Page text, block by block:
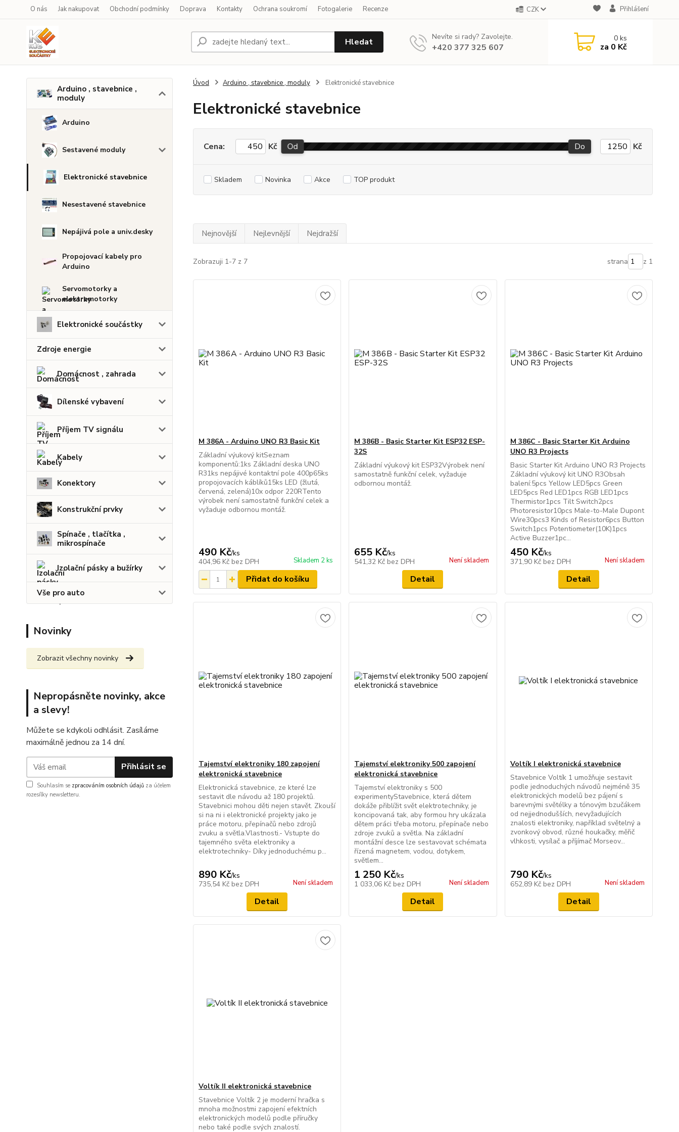
O nás Jak nakupovat Obchodní podmínky Doprava Kontakty Ochrana soukromí Fotogalerie Recenze CZK Přihlášení
Hledat Nevíte si rady? Zavolejte.
+420 377 325 607
0ks
za 0 Kč
Arduino , stavebnice ,
moduly
Arduino
Sestavené moduly
Elektronické stavebnice
Nesestavené stavebnice
Nepájivá pole a univ.desky
Propojovací kabely pro
Arduino
Servomotorky a
elektromotorky
Elektronické součástky
Zdroje energie
Domácnost , zahrada
Dílenské vybavení
Příjem TV signálu
Kabely
Konektory
Konstrukční prvky
Spínače , tlačítka ,
mikrospínače
Izolační pásky a bužírky
Vše pro auto
Novinky
Zobrazit všechny novinky
Nepropásněte novinky, akce
a slevy!
Můžete se kdykoli odhlásit. Zasíláme
maximálně jednou za 14 dní.
Přihlásit se
Souhlasím se zpracováním osobních údajů za účelem
rozesílky newsletteru.
Úvod Arduino , stavebnice , moduly Elektronické stavebnice
Elektronické stavebnice
Cena: Kč Od Do Kč
Skladem Novinka Akce TOP produkt
Nejnovější Nejlevnější Nejdražší
Zobrazuji 1-7 z 7 strana z 1
M 386A - Arduino UNO R3 Basic Kit
Základní výukový kitSeznam
komponentů:1ks Základní deska UNO
R31ks nepájivé kontaktní pole 400p65ks
propojovacích káblíků15ks LED (žlutá,
červená, zelená)10x odpor 220RTento
výrobek není samostatně funkční celek a
vyžaduje odbornou montáž.
490 Kč/ks
404,96 Kč bez DPH Skladem 2 ks
Přidat do košíku
M 386B - Basic Starter Kit ESP32 ESP-
32S
Základní výukový kit ESP32Výrobek není
samostatně funkční celek, vyžaduje
odbornou montáž.
655 Kč/ks
541,32 Kč bez DPH Není skladem
Detail
M 386C - Basic Starter Kit Arduino
UNO R3 Projects
Basic Starter Kit Arduino UNO R3 Projects
Základní výukový kit UNO R3Obsah
balení:5pcs Yellow LED5pcs Green
LED5pcs Red LED1pcs RGB LED1pcs
Thermistor1pcs Tilt Switch2pcs
Photoresistor10pcs Male-to-Male Dupont
Wire30pcs3 Kinds of Resistor6pcs Button
Switch1pcs Potentiometer(10K)1pcs
Active Buzzer1pc...
450 Kč/ks
371,90 Kč bez DPH Není skladem
Detail
Tajemství elektroniky 180 zapojení
elektronická stavebnice
Elektronická stavebnice, ze které lze
sestavit dle návodu až 180 projektů.
Stavebnici mohou děti nejen stavět. Zkouší
si na ni i elektronické projekty jako je
práce motoru, přepínačů nebo zdrojů
zvuku a světla.Vlastnosti.- Vstupte do
tajemného světa elektroniky a
elektrotechniky- Díky jednoduchému p...
890 Kč/ks
735,54 Kč bez DPH Není skladem
Detail
Tajemství elektroniky 500 zapojení
elektronická stavebnice
Tajemství elektroniky s 500
experimentyStavebnice, která dětem
dokáže přiblížit svět elektrotechniky, je
koncipovaná tak, aby formou hry ukázala
dětem práci třeba motoru, přepínače nebo
zdroje zvuků a světla. Na základní
montážní desce lze sestavovat schémata
řízená magnetem, vodou, dotykem,
světlem...
1 250 Kč/ks
1 033,06 Kč bez DPH Není skladem
Detail
Voltík I elektronická stavebnice
Stavebnice Voltík 1 umožňuje sestavit
podle jednoduchých návodů nejméně 35
elektronických modelů bez pájení s
barevnými světélky a tónovým bzučákem
od nejjednodušších, nevyžadujících
znalosti elektroniky, například světelný a
zvonkový obvod, různé houkačky, měřič
vlhkosti, vysílač a příjímač Morseov...
790 Kč/ks
652,89 Kč bez DPH Není skladem
Detail
Voltík II elektronická stavebnice
Stavebnice Voltík 2 je moderní hračka s
mnoha možnostmi zapojení efektních
elektronických modelů podle příručky
nebo také podle svých znalostí.